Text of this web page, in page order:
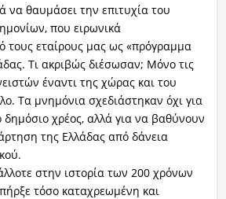
να θαυμάσει την επιτυχία του
που ειρωνικά
τους εταίρους μας ως «πρόγραμμα
Τι ακριβώς διέσωσαν; Μόνο τις
έναντι της χώρας και του
Τα μνημόνια σχεδιάστηκαν όχι για
δημόσιο χρέος, αλλά για να βαθύνουν
της Ελλάδας από δάνεια
στην ιστορία των 200 χρόνων
τόσο καταχρεωμένη και